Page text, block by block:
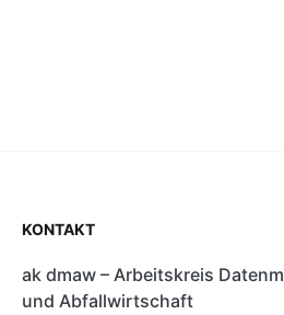
KONTAKT
ak dmaw – Arbeitskreis
und Abfallwirtschaft